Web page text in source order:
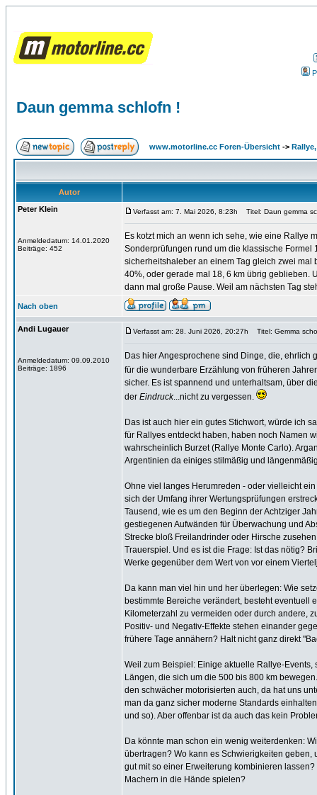
Daun gemma schlofn !
www.motorline.cc Foren-Übersicht ->
Autor
Peter Klein
Anmeldedatum: 14.01.2020
Beiträge: 452
Verfasst am: 7. Mai 2026, 8:23h Titel: Daun gemma
Es kotzt mich an wenn ich sehe, wie eine Rallye
Sonderprüfungen rund um die klassische Formel
sicherheitshaleber an einem Tag gleich zwei mal
40%, oder gerade mal 18, 6 km übrig geblieben.
dann mal große Pause. Weil am nächsten Tag
Nach oben
Andi Lugauer
Anmeldedatum: 09.09.2010
Beiträge: 1896
Verfasst am: 28. Juni 2026, 20:27h Titel: Gemma
Das hier Angesprochene sind Dinge, die, ehrlich
für die wunderbare Erzählung von früheren
sicher. Es ist spannend und unterhaltsam, über
der Eindruck...nicht zu vergessen.
Das ist auch hier ein gutes Stichwort, würde ich
für Rallyes entdeckt haben, haben noch Namen
wahrscheinlich Burzet (Rallye Monte Carlo).
Argentinien da einiges stilmäßig und
Ohne viel langes Herumreden - oder vielleicht
sich der Umfang ihrer Wertungsprüfungen
Tausend, wie es um den Beginn der Achtziger
gestiegenen Aufwänden für Überwachung und
Strecke bloß Freilandrinder oder Hirsche
Trauerspiel. Und es ist die Frage: Ist das nötig?
Werke gegenüber dem Wert von vor einem
Da kann man viel hin und her überlegen: Wie
bestimmte Bereiche verändert, besteht
Kilometerzahl zu vermeiden oder durch andere,
Positiv- und Negativ-Effekte stehen einander
frühere Tage annähern? Halt nicht ganz direkt
Weil zum Beispiel: Einige aktuelle Rallye-
Längen, die sich um die 500 bis 800 km
den schwächer motorisierten auch, da hat uns
man da ganz sicher moderne Standards
und so). Aber offenbar ist da auch das kein
Da könnte man schon ein wenig weiterdenken:
übertragen? Wo kann es Schwierigkeiten
gut mit so einer Erweiterung kombinieren
Machern in die Hände spielen?